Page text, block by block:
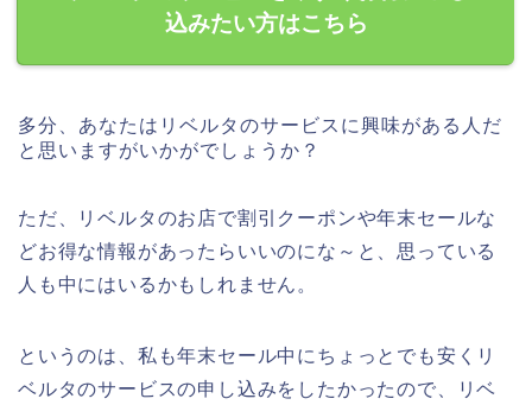
込みたい方はこちら
多分、あなたはリベルタのサービスに興味がある人だ
と思いますがいかがでしょうか？
ただ、リベルタのお店で割引クーポンや年末セールな
どお得な情報があったらいいのにな～と、思っている
人も中にはいるかもしれません。
というのは、私も年末セール中にちょっとでも安くリ
ベルタのサービスの申し込みをしたかったので、リベ